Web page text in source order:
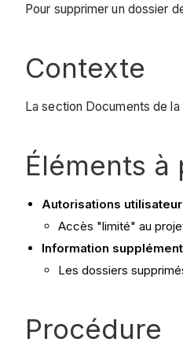
Pour supprimer un dossier
Contexte
La section Documents de
Éléments
Autorisations
Accès "limité" au
Information
Les dossiers
Procédure